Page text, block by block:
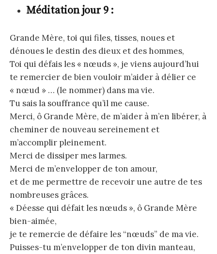
Méditation jour 9 :
Grande Mère, toi qui files, tisses, noues et
dénoues le destin des dieux et des hommes,
Toi qui défais les « nœuds », je viens aujourd’hui
te remercier de bien vouloir m’aider à délier ce
« nœud » … (le nommer) dans ma vie.
Tu sais la souffrance qu’il me cause.
Merci, ô Grande Mère, de m’aider à m’en libérer, à
cheminer de nouveau sereinement et
m’accomplir pleinement.
Merci de dissiper mes larmes.
Merci de m’envelopper de ton amour,
et de me permettre de recevoir une autre de tes
nombreuses grâces.
« Déesse qui défait les nœuds », ô Grande Mère
bien-aimée,
je te remercie de défaire les “nœuds” de ma vie.
Puisses-tu m’envelopper de ton divin manteau,